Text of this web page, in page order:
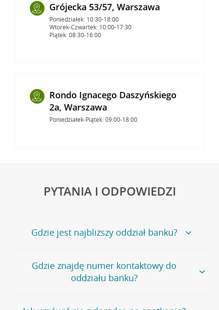
Grójecka 53/57, Warszawa
Poniedziałek: 10:30-18:00
Wtorek-Czwartek: 10:00-17:30
Piątek: 08:30-16:00
Rondo Ignacego Daszyńskiego
2a, Warszawa
Poniedziałek-Piątek: 09:00-18:00
PYTANIA I ODPOWIEDZI
Gdzie jest najbliższy oddział banku?
Jeśli szukasz oddziału naszego banku, zapraszamy na
stronęPlacówki i bankomaty, na której znajduje się
wygodna wyszukiwarka.
oddziałów
Gdzie znajdę numer kontaktowy do
oddziału banku?
Bank Credit Agricole nie udostępnia ogólnego numeru